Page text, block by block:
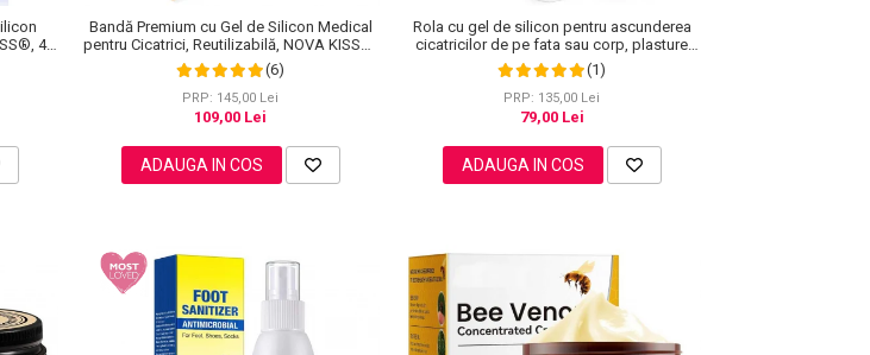
4
Bandă Premium cu Gel de Silicon Medical
pentru Cicatrici, Reutilizabilă, NOVA KISS®,
4 cm x 1.5 m(6)
PRP: 145,00 Lei
109,00 Lei
ADAUGA IN COS
Rola cu gel de silicon pentru ascunderea
cicatricilor de pe fata sau corp, plasture
reutilizabil, 2.5 cm x 1.5 m, Elaimei
(1)
PRP: 135,00 Lei
79,00 Lei
ADAUGA IN COS